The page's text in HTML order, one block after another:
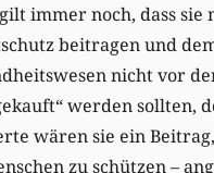
immer noch, dass sie
beitragen und
nicht vor
werden sollten,
wären sie ein
zu schützen –